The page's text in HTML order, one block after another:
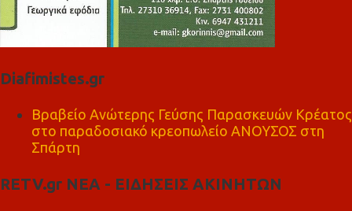
Diafimistes.gr
Βραβείο Ανώτερης Γεύσης Παρασκευών Κρέατος
στο παραδοσιακό κρεοπωλείο ΑΝΟΥΣΟΣ στη
Σπάρτη
RETV.gr ΝΕΑ - ΕΙΔΗΣΕΙΣ ΑΚΙΝΗΤΩΝ